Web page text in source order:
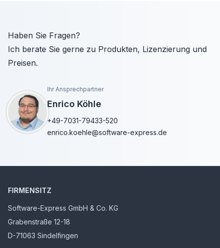
Haben Sie Fragen?
Ich berate Sie gerne zu Produkten, Lizenzierung und
Preisen.
Ihr Ansprechpartner
Enrico Köhle
+49-7031-79433-520
enrico.koehle@software-express.de
FIRMENSITZ
Software-Express GmbH & Co. KG
Grabenstraße 12-18
D-71063 Sindelfingen